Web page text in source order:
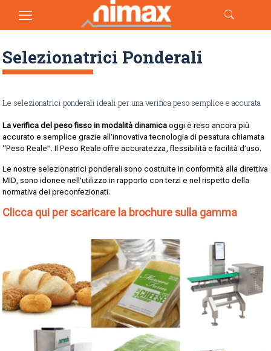
Selezionatrici Ponderali
Le selezionatrici ponderali ideali per una verifica peso semplice e accurata
La verifica del peso fisso in modalità dinamicaoggi è reso ancora più
accurato e semplice grazie all’innovativa tecnologia di pesatura chiamata
“Peso Reale”. Il Peso Reale offre accuratezza, flessibilità e facilità d’uso.
Le nostre selezionatrici ponderali sono costruite in conformità alla direttiva
MID, sono idonee nell’utilizzo in rapporto con terzi e nel rispetto della
normativa dei preconfezionati.
Clicca qui per scaricare la brochure sulla gamma